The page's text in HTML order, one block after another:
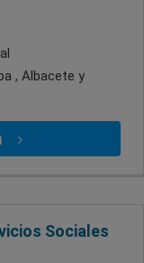
, Albacete y
Sociales